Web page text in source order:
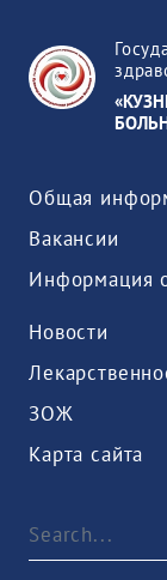
Общая
Вакансии
Новости
ЗОЖ
Карта сайта